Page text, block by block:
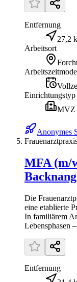
Entfernung
27,2
Arbeitsort
Einrichtungstyp
MVZ
Anonymes
MFA (m/
Die
eine etablierte
In familiärem
Lebensphasen
Entfernung